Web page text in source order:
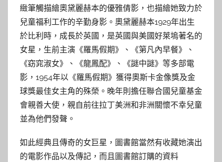
部
落
格
緻筆觸描繪奧黛麗赫本的優雅倩影，也描繪她致力於
兒童福利工作的辛勤身影。奧黛麗赫本1929年出生
於比利時，成長於英國，是英國與美國好萊塢著名的
女星，生前主演《羅馬假期》、《第凡內早餐》、
《窈窕淑女》、《龍鳳配》、《謎中謎》等多部電
影，1954年以《羅馬假期》獲得奧斯卡金像獎及金
球獎最佳女主角的殊榮。晚年則擔任聯合國兒童基金
會親善大使，親自前往拉丁美洲和非洲關懷不幸兒童
並為他們發聲。
如此經典且傳奇的女巨星，圖書館當然有收藏她演出
的電影作品以及傳記，而且圖書館訂購的資料